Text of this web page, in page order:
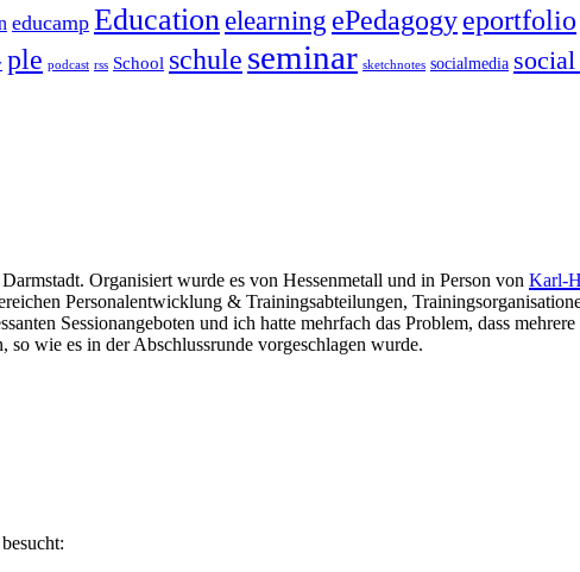
educamp Education elearning ePedagogyeportfolio
ple podcast rss School schule seminar sketchnotes socialmedia
Organisiert wurde es von Hessenmetall und in Person von Karl-
Personalentwicklung & Trainingsabteilungen,
Sessionangeboten und ich hatte mehrfach das Problem, dass
wie es in der Abschlussrunde vorgeschlagen wurde.